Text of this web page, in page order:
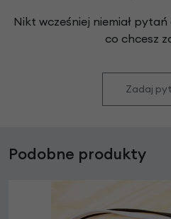
Nikt wcześniej niemiał
co chcesz
Zadaj
Podobne produkty